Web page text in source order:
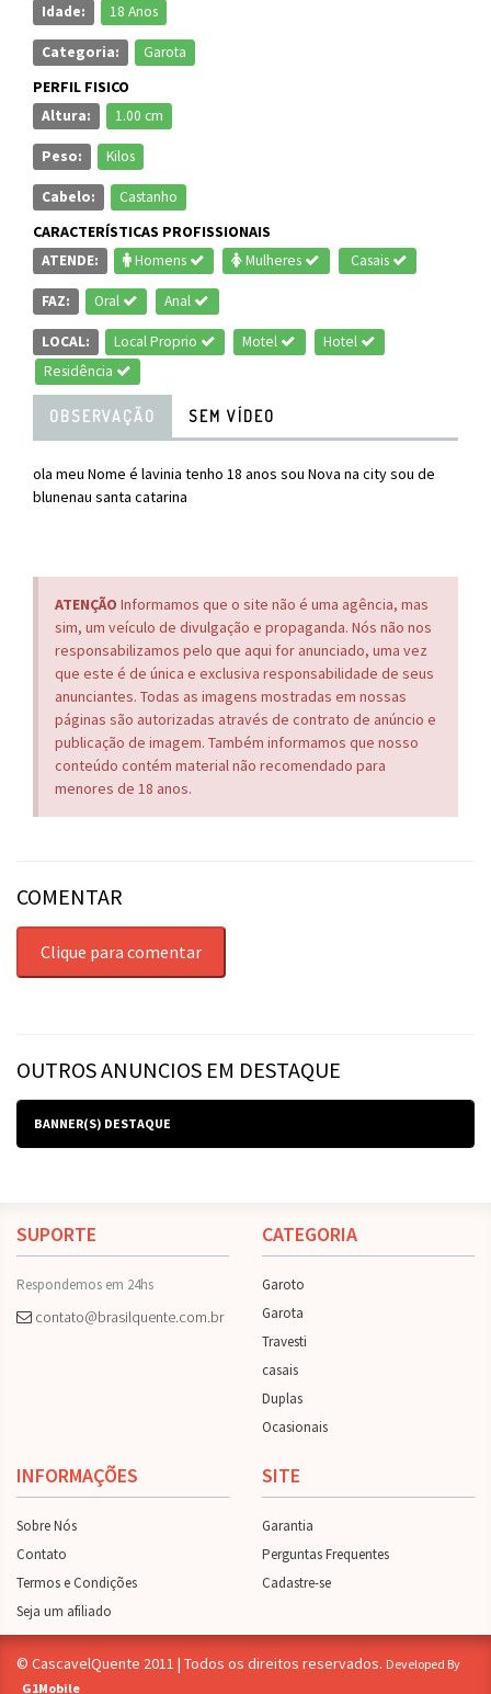
Idade: 18 Anos
Categoria: Garota
PERFIL FISICO
Altura: 1.00 cm
Peso: Kilos
Cabelo: Castanho
CARACTERÍSTICAS PROFISSIONAIS
ATENDE: Homens Mulheres Casais
FAZ: Oral Anal
LOCAL: Local Proprio Motel
Hotel
Residência
OBSERVAÇÃO SEM VÍDEO
ola meu Nome é lavinia tenho 18 anos sou Nova na city sou de
blunenau santa catarina
ATENÇÃO Informamos que o site não é uma agência, mas
sim, um veículo de divulgação e propaganda. Nós não nos
responsabilizamos pelo que aqui for anunciado, uma vez
que este é de única e exclusiva responsabilidade de seus
anunciantes. Todas as imagens mostradas em nossas
páginas são autorizadas através de contrato de anúncio e
publicação de imagem. Também informamos que nosso
conteúdo contém material não recomendado para
menores de 18 anos.
COMENTAR
Clique para comentar
OUTROS ANUNCIOS EM DESTAQUE
BANNER(S) DESTAQUE
SUPORTE
Respondemos em 24hs
contato@brasilquente.com.br
CATEGORIA
Garoto
Garota
Travesti
casais
Duplas
Ocasionais
INFORMAÇÕES
Sobre Nós
Contato
Termos e Condições
Seja um afiliado
SITE
Garantia
Perguntas Frequentes
Cadastre-se
© CascavelQuente 2011 | Todos os direitos reservados. Developed By
G1Mobile